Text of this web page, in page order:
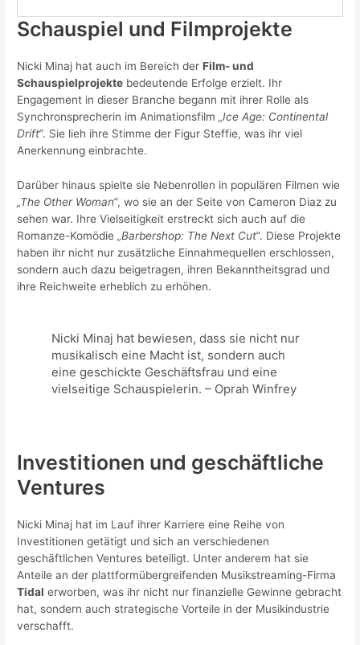
Schauspiel und Filmprojekte
Nicki Minaj hat auch im Bereich derFilm- und
Schauspielprojekte bedeutende Erfolge erzielt. Ihr
Engagement in dieser Branche begann mit ihrer Rolle als
Synchronsprecherin im Animationsfilm„Ice Age: Continental
Drift“. Sie lieh ihre Stimme der Figur Steffie, was ihr viel
Anerkennung einbrachte.
Darüber hinaus spielte sie Nebenrollen in populären Filmen wie
„The Other Woman“, wo sie an der Seite von Cameron Diaz zu
sehen war. Ihre Vielseitigkeit erstreckt sich auch auf die
Romanze-Komödie„Barbershop: The Next Cut“. Diese Projekte
haben ihr nicht nur zusätzliche Einnahmequellen erschlossen,
sondern auch dazu beigetragen, ihren Bekanntheitsgrad und
ihre Reichweite erheblich zu erhöhen.
Nicki Minaj hat bewiesen, dass sie nicht nur
musikalisch eine Macht ist, sondern auch
eine geschickte Geschäftsfrau und eine
vielseitige Schauspielerin. – Oprah Winfrey
Investitionen und geschäftliche
Ventures
Nicki Minaj hat im Lauf ihrer Karriere eine Reihe von
Investitionen getätigt und sich an verschiedenen
geschäftlichen Ventures beteiligt. Unter anderem hat sie
Anteile an der plattformübergreifenden Musikstreaming-Firma
Tidal erworben, was ihr nicht nur finanzielle Gewinne gebracht
hat, sondern auch strategische Vorteile in der Musikindustrie
verschafft.